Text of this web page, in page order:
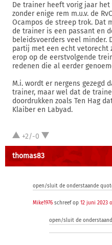
De trainer heeft vorig jaar
zonder enige rem m.u.v. de
Ocampos de streep trok. Dat
de trainer is een passant en
beleidsvoerders veel minder.
partij met een echt vetorecht
erop op de eerstvolgende
redenen die al eerder
M.i. wordt er nergens gezegd
trainer, maar wel dat de
doordrukken zoals Ten Hag
Klaiber en Labyad.
+2/-0
thomas83
open/sluit de onderstaande
Mike1976 schreef op 12 juni 2023
open/sluit de